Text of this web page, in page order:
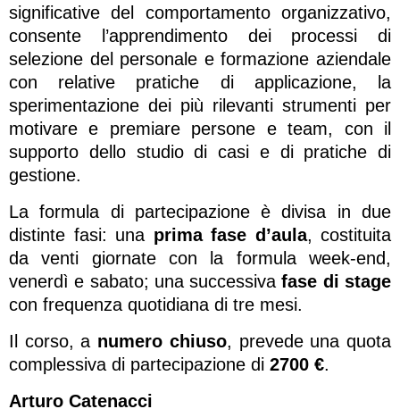
significative del comportamento organizzativo,
consente l’apprendimento dei processi di
selezione del personale e formazione aziendale
con relative pratiche di applicazione, la
sperimentazione dei più rilevanti strumenti per
motivare e premiare persone e team, con il
supporto dello studio di casi e di pratiche di
gestione.
La formula di partecipazione è divisa in due
distinte fasi: una prima fase d’aula, costituita
da venti giornate con la formula week-end,
venerdì e sabato; una successivafase di stage
con frequenza quotidiana di tre mesi.
Il corso, a numero chiuso, prevede una quota
complessiva di partecipazione di 2700 €.
Arturo Catenacci